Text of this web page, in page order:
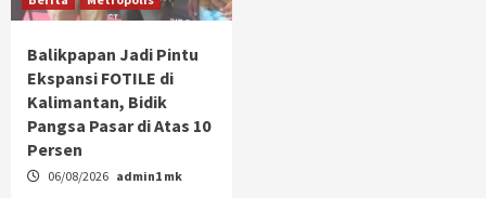
Balikpapan Jadi Pintu
Ekspansi FOTILE di
Kalimantan, Bidik
Pangsa Pasar di Atas 10
Persen
06/08/2026 admin1 mk